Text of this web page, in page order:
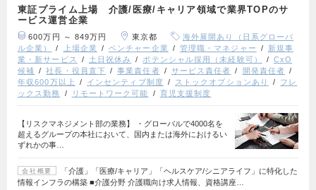
東証プライム上場 介護/医療/キャリア領域で業界TOPのサ
ービス運営企業
600万円 ～ 849万円 東京都
海外展開あり（日系グローバ
ル企業）
上場企業 ベンチャー企業 管理職・マネジャー
新規事
業・新サービス
土日祝休み ポテンシャル採用（未経験可）
CxO
候補
社長・役員直下 事業責任者 サービス責任者
開発責任者
年収600万以上
インセンティブ制度 ストックオプションあり
フレ
ックス勤務
リモートワーク可能 育児支援制度
【リスクマネジメント部の業務】 ・グローバルで4000名を
超えるグループの本社において、国内または海外におけるい
ずれかの事…
会社概要
「介護」「医療/キャリア」「ヘルスケア/シニアライフ」に特化した
情報インフラの構築 ■介護分野 介護職向け求人情報、資格講座…